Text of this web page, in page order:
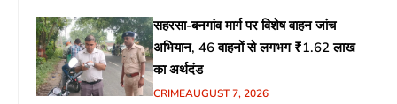
सहरसा-बनगांव मार्ग पर विशेष वाहन जांच
अभियान, 46 वाहनों से लगभग ₹1.62 लाख
का अर्थदंड
CRIMEAUGUST 7, 2026